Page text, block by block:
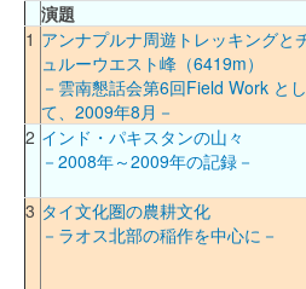
演題
1 アンナプルナ周遊トレッキングと
ュルーウエスト峰（6419m）
－雲南懇話会第6回Field Work とし
て、2009年8月－
2 インド・パキスタンの山々
－2008年～2009年の記録－
3 タイ文化圏の農耕文化
－ラオス北部の稲作を中心に－